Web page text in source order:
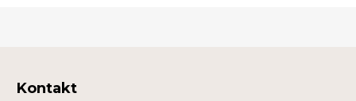
Kontakt